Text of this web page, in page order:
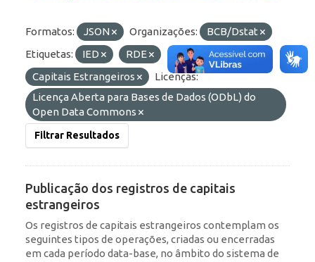
Formatos: JSON Organizações:
BCB/Dstat
Etiquetas:
IED
RDE
Capitais Estrangeiros
Licenças:
Licença Aberta para Bases de Dados (ODbL) do
Open Data Commons
Filtrar Resultados
Publicação dos registros de capitais
estrangeiros
Os registros de capitais estrangeiros contemplam os
seguintes tipos de operações, criadas ou encerradas
em cada período data-base, no âmbito do sistema de